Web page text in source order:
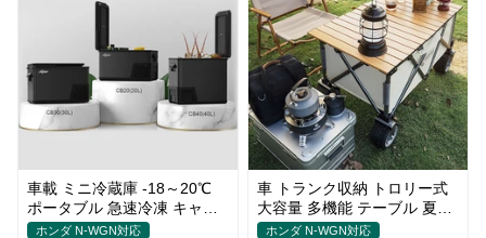
車載 ミニ冷蔵庫 -18～20℃
ポータブル 急速冷凍 キャン
プ アウトドア 車中泊 静音
ホンダ N-WGN対応
車 トランク収納 トロリー式
大容量 多機能 テーブル 夏ド
ライブ キャンプ ピクニック
ホンダ N-WGN対応